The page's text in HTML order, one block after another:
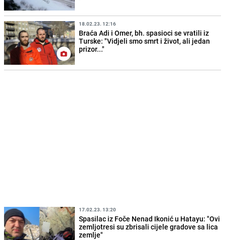
18.02.23. 12:16
Braća Adi i Omer, bh. spasioci se vratili iz
Turske: "Vidjeli smo smrt i život, ali jedan
prizor..."
17.02.23. 13:20
Spasilac iz Foče Nenad Ikonić u Hatayu: "Ovi
zemljotresi su zbrisali cijele gradove sa lica
zemlje"